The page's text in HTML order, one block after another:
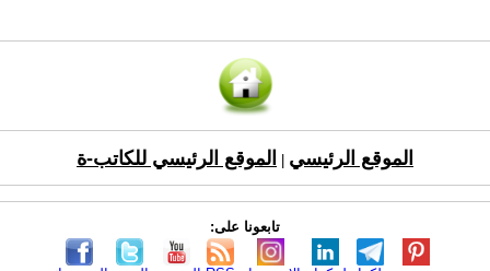
الموقع الرئيسي الموقع الرئيسي للكاتب-ة
تابعونا على: